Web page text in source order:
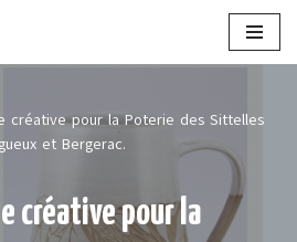
créative pour la Poterie des Sittelles
et Bergerac.
créative pour la